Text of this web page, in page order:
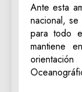
Ante esta
nacional,
para todo
mantiene